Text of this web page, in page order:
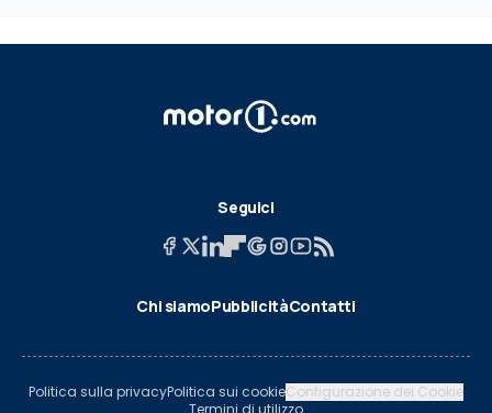
Seguici
Chi siamoPubblicitàContatti
Politica sulla privacyPolitica sui cookieConfigurazione dei Cookie